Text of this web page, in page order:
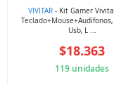
VIVITAR- Kit Gamer
Usb, L ...
$18.363
119 unidades